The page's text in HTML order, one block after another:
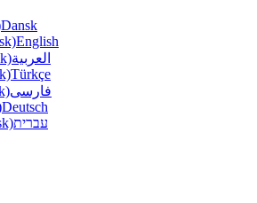
Dansk
English
العربية
Türkçe
فارسی
Deutsch
עברית